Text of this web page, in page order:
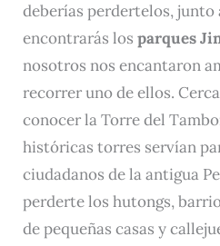
deberías perdertelos, junto
encontrarás los parques
nosotros nos encantaron
recorrer uno de ellos.
conocer la Torre del
históricas torres servían
ciudadanos de la antigua
perderte los hutongs,
de pequeñas casas y